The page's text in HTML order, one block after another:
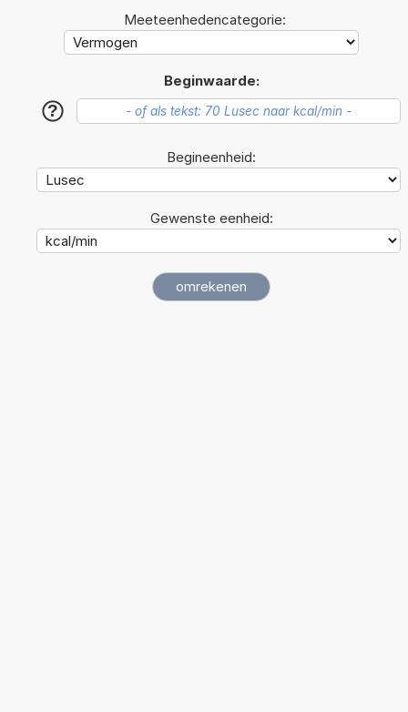
Meeteenhedencategorie:
Beginwaarde:
?
Begineenheid:
Gewenste eenheid: